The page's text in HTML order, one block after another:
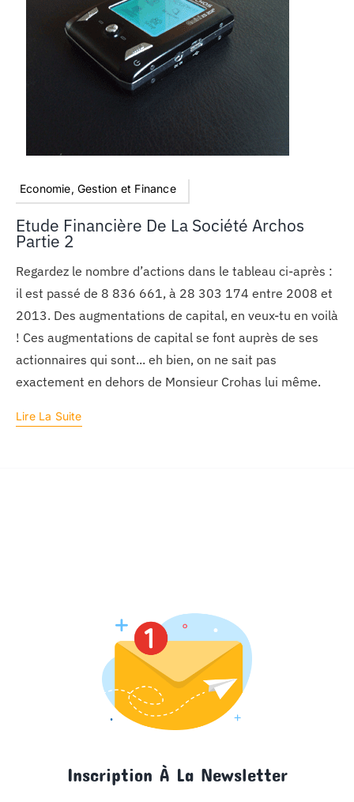
Economie, Gestion et Finance
Etude Financière De La Société Archos
Partie 2
Regardez le nombre d’actions dans le tableau ci-après :
il est passé de 8 836 661, à 28 303 174 entre 2008 et
2013. Des augmentations de capital, en veux-tu en voilà
! Ces augmentations de capital se font auprès de ses
actionnaires qui sont... eh bien, on ne sait pas
exactement en dehors de Monsieur Crohas lui même.
Lire La Suite
Inscription À La Newsletter